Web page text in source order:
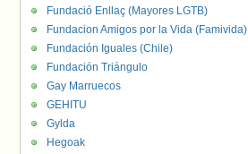
Fundació Enllaç (Mayores LGTB)
Fundacion Amigos por la Vida (Famivida)
Fundación Iguales (Chile)
Fundación Triángulo
Gay Marruecos
GEHITU
Gylda
Hegoak